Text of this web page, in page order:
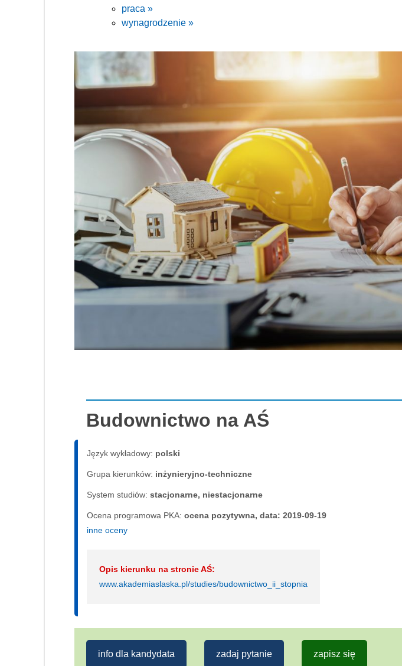
praca »
wynagrodzenie »
Budownictwo na AŚ
Język wykładowy: polski
Grupa kierunków: inżynieryjno-techniczne
System studiów: sta­cjo­nar­ne, nie­sta­cjo­nar­ne
Ocena programowa PKA: ocena pozytywna, data: 2019-09-19
inne oceny
Opis kierunku na stronie AŚ:
www.akademiaslaska.pl/studies/budownictwo_ii_stopnia
info dla kandydata zadaj pytanie zapisz się